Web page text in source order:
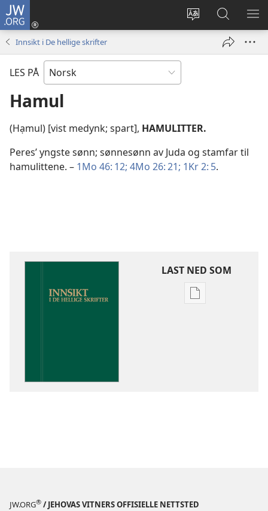
JW.ORG
Endre
Logg
inn
vindu)
Søk
på
JW.ORG
VIS
Innsikt i De hellige skrifter
LES PÅ
Hamul
(Hạmul) [vist medynk; spart], HAMULITTER.
Peres’ yngste sønn; sønnesønn av Juda og stamfar til
hamulittene. – 1Mo 46: 12; 4Mo 26: 21; 1Kr 2: 5.
LAST NED SOM
JW.ORG® / JEHOVAS VITNERS OFFISIELLE NETTSTED